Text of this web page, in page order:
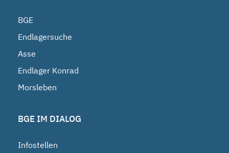
BGE
Endlagersuche
Asse
Endlager Konrad
Morsleben
BGE IM DIALOG
Infostellen